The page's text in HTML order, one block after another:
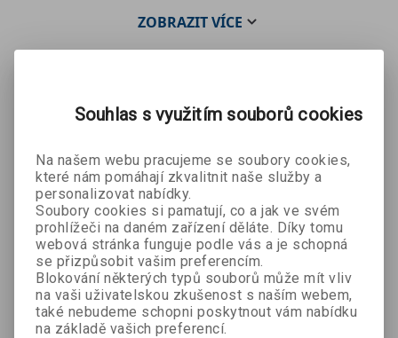
ZOBRAZITVÍCE
Dělostřeleck
é tvrze – Čs.
opevnění
Jiří Suchánek
Ruční palné
zbraně –
Rusko a
Tomáš Prachař
Mobilizace
ve fotografii
Souhlas s využitím souborů cookies
Na našem webu pracujeme se soubory cookies,
které nám pomáhají zkvalitnit naše služby a
personalizovat nabídky.
Soubory cookies si pamatují, co a jak ve svém
prohlížeči na daném zařízení děláte. Díky tomu
webová stránka funguje podle vás a je schopná
se přizpůsobit vašim preferencím.
Blokování některých typů souborů může mít vliv
na vaši uživatelskou zkušenost s naším webem,
také nebudeme schopni poskytnout vám nabídku
na základě vašich preferencí.